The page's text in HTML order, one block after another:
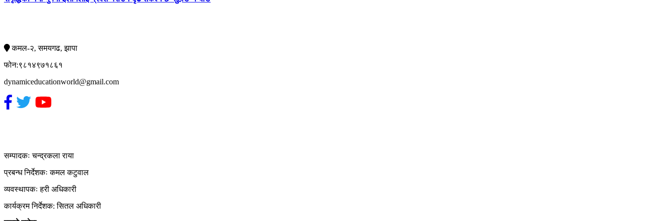
कमल-२, समयगढ, झापा
फोन:९८१४९७१८६१
dynamiceducationworld@gmail.com
सम्पादकः चन्द्रकला राया
प्रबन्ध निर्देशकः कमल कटुवाल
व्यवस्थापकः हरी अधिकारी
कार्यक्रम निर्देशक: सितल अधिकारी